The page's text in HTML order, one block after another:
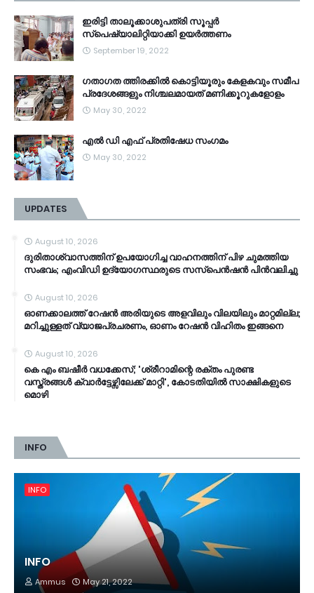
ഇരിട്ടി താലൂക്കാശുപത്രി സൂപ്പർ
സ്‌പെഷ്യാലിറ്റിയാക്കി ഉയർത്തണം
September 19, 2022
ഗതാഗത ത്തിരക്കിൽ കൊട്ടിയൂരും കേളകവും സമീപ
പ്രദേശങ്ങളും നിശ്ചലമായത് മണിക്കൂറുകളോളം
May 30, 2022
എൽ ഡി എഫ് പ്രതിഷേധ സംഗമം
May 30, 2022
UPDATES
August 10, 2026
ദുരിതാശ്വാസത്തിന് ഉപയോഗിച്ച വാഹനത്തിന് പിഴ ചുമത്തിയ
സംഭവം; എംവിഡി ഉദ്യോഗസ്ഥരുടെ സസ്പെൻഷൻ പിൻവലിച്ചു
August 10, 2026
ഓണക്കാലത്ത് റേഷന്‍ അരിയുടെ അളവിലും വിലയിലും മാറ്റമില്ല;
മറിച്ചുള്ളത് വ്യാജപ്രചരണം, ഓണം റേഷന്‍ വിഹിതം ഇങ്ങനെ
August 10, 2026
കെ എം ബഷീർ വധക്കേസ്; 'ശ്രീറാമിന്റെ രക്തം പുരണ്ട
വസ്ത്രങ്ങൾ ക്വാർട്ടേഴ്സിലേക്ക് മാറ്റി', കോടതിയിൽ സാക്ഷികളുടെ
മൊഴി
INFO
INFO
INFO
Ammus May 21, 2022